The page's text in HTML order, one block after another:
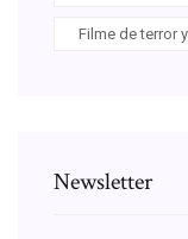
Filme de terror
Newsletter